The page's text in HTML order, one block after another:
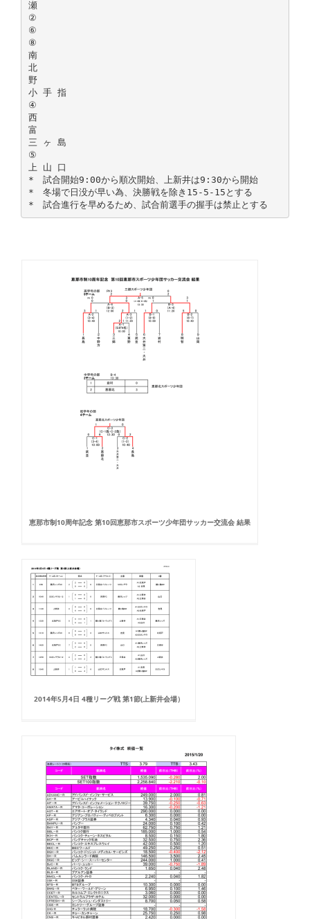
瀬
②
⑥
⑧
南
北
野
小 手 指
④
西
富
三 ヶ 島
⑤
上 山 口
* 試合開始9:00から順次開始、上新井は9:30から開始
* 冬場で日没が早い為、決勝戦を除き15-5-15とする
恵那市制10周年記念 第10回恵那市スポーツ少年団サッカー交流会 結果
2014年5月4日 4種リーグ戦 第1節(上新井会場）